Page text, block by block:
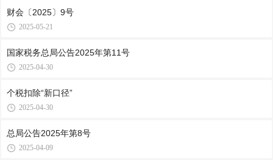
财会〔2025〕9号
2025-05-21
国家税务总局公告2025年第11号
2025-04-30
个税扣除“新口径”
2025-04-30
总局公告2025年第8号
2025-04-09